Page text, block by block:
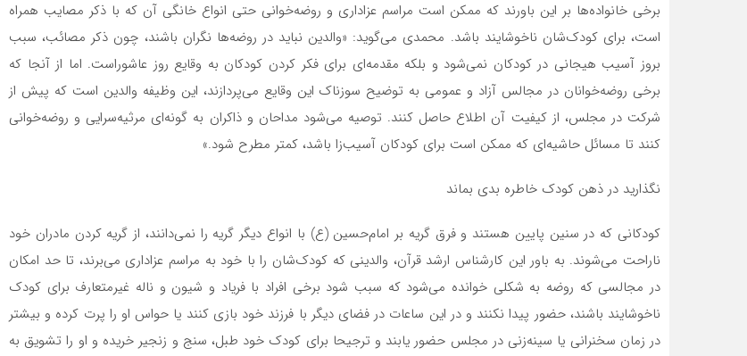
برخی خانواده‌ها بر این باورند که ممکن است مراسم عزاداری و روضه‌خوانی حتی انواع خانگی آن که با ذکر مصایب همراه
است، برای کودک‌شان ناخوشایند باشد. محمدی می‌گوید: «والدین نباید در روضه‌ها نگران باشند، چون ذکر مصائب، سبب
بروز آسیب هیجانی در کودکان نمی‌شود و بلکه مقدمه‌ای برای فکر کردن کودکان به وقایع روز عاشوراست. اما از آنجا که
برخی روضه‌خوانان در مجالس آزاد و عمومی به توضیح سوزناک این وقایع می‌پردازند، این وظیفه والدین است که پیش از
شرکت در مجلس، از کیفیت آن اطلاع حاصل کنند. توصیه می‌شود مداحان و ذاکران به گونه‌ای مرثیه‌سرایی و روضه‌خوانی
کنند تا مسائل حاشیه‌ای که ممکن است برای کودکان آسیب‌زا باشد، کمتر مطرح شود.»
نگذارید در ذهن کودک خاطره بدی بماند
کودکانی که در سنین پایین هستند و فرق گریه بر امام‌حسین (ع) با انواع دیگر گریه را نمی‌دانند، از گریه کردن مادران خود
ناراحت می‌شوند. به باور این کارشناس ارشد قرآن، والدینی که کودک‌شان را با خود به مراسم عزاداری می‌برند، تا حد امکان
در مجالسی که روضه به شکلی خوانده می‌شود که سبب شود برخی افراد با فریاد و شیون و ناله غیرمتعارف برای کودک
ناخوشایند باشند، حضور پیدا نکنند و در این ساعات در فضای دیگر با فرزند خود بازی کنند یا حواس او را پرت کرده و بیشتر
در زمان سخنرانی یا سینه‌زنی در مجلس حضور یابند و ترجیحا برای کودک خود طبل، سنج و زنجیر خریده و او را تشویق به